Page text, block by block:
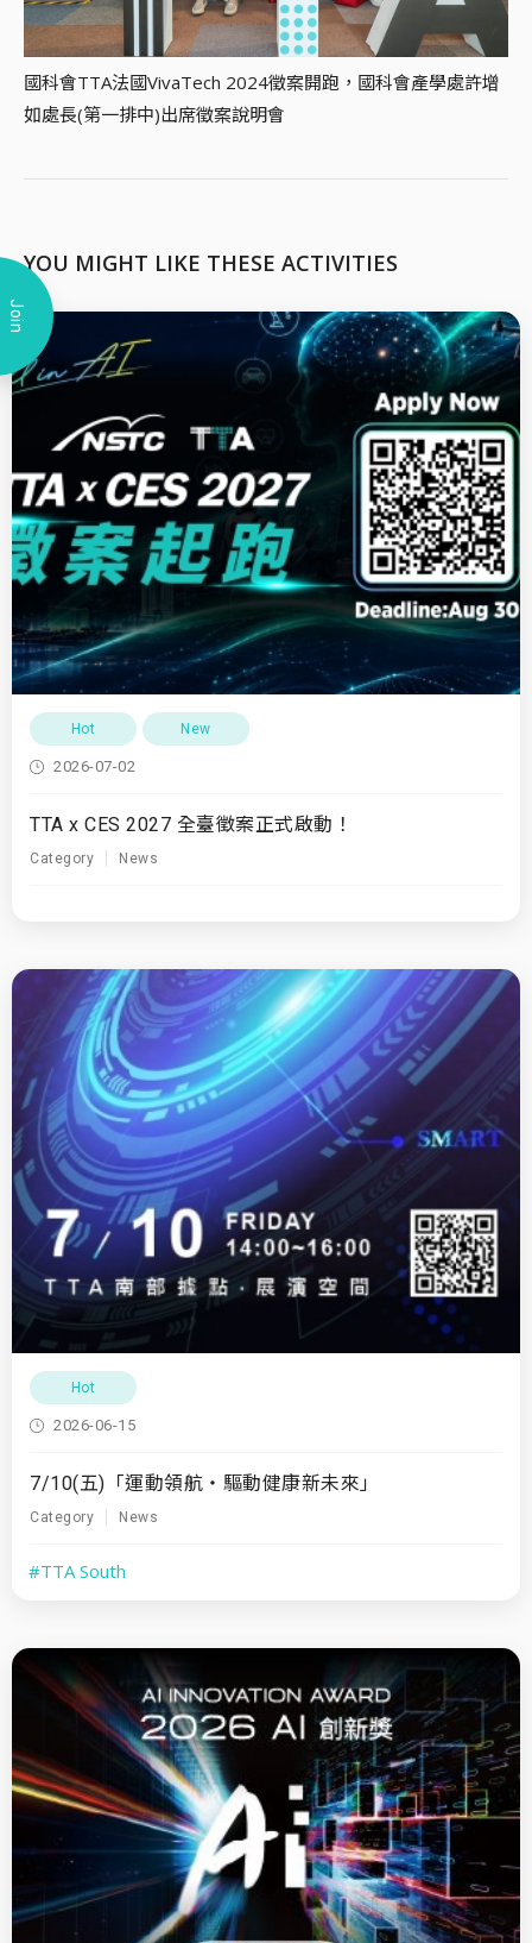
Join
國科會TTA法國VivaTech 2024徵案開跑，國科會產學處許增
如處長(第一排中)出席徵案說明會
YOU MIGHT LIKE THESE ACTIVITIES
Hot New
2026-07-02
TTA x CES 2027 全臺徵案正式啟動！
Category News
Hot
2026-06-15
7/10(五)「運動領航・驅動健康新未來」
Category News
#TTA South